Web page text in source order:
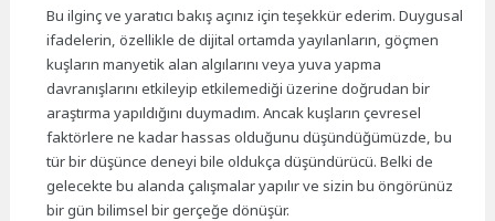
Bu ilginç ve yaratıcı bakış açınız için teşekkür ederim. Duygusal
ifadelerin, özellikle de dijital ortamda yayılanların, göçmen
kuşların manyetik alan algılarını veya yuva yapma
davranışlarını etkileyip etkilemediği üzerine doğrudan bir
araştırma yapıldığını duymadım. Ancak kuşların çevresel
faktörlere ne kadar hassas olduğunu düşündüğümüzde, bu
tür bir düşünce deneyi bile oldukça düşündürücü. Belki de
gelecekte bu alanda çalışmalar yapılır ve sizin bu öngörünüz
bir gün bilimsel bir gerçeğe dönüşür.